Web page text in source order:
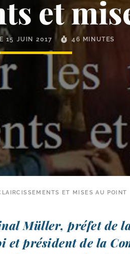
et
15 JUIN 2017 46 MINUTES
ET MISES AU POINT
Müller, pré­fet de
et pré­sident de la